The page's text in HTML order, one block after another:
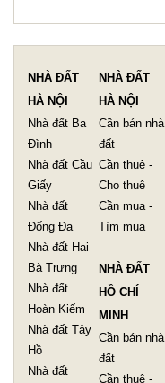
NHÀ ĐẤT
HÀ NỘI
Nhà đất Ba
Đình
Nhà đất Cầu
Giấy
Nhà đất
Đống Đa
Nhà đất Hai
Bà Trưng
Nhà đất
Hoàn Kiếm
Nhà đất Tây
Hồ
Nhà đất
NHÀ ĐẤT
HÀ NỘI
Cần bán nhà
đất
Cần thuê -
Cho thuê
Cần mua -
Tìm mua
NHÀ ĐẤT
HỒ CHÍ
MINH
Cần bán nhà
đất
Cần thuê -